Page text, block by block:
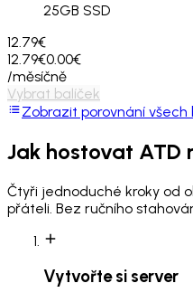
25GB SSD
12.79€
12.79€0.00€
/měsíčně
Vybrat balíček
Zobrazit porovnání všech
Jak hostovat ATD
Čtyři jednoduché kroky od
přáteli. Bez ručního
Vytvořte si server